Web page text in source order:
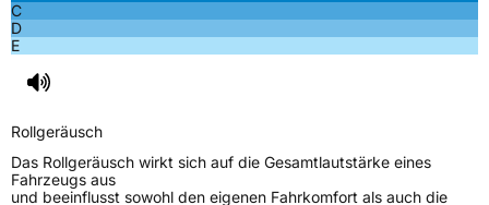
C
D
E
Rollgeräusch
Das Rollgeräusch wirkt sich auf die Gesamtlautstärke eines
Fahrzeugs aus
und beeinflusst sowohl den eigenen Fahrkomfort als auch die